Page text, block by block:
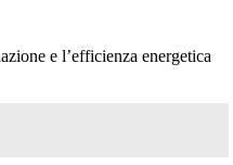
e l’efficienza energetica